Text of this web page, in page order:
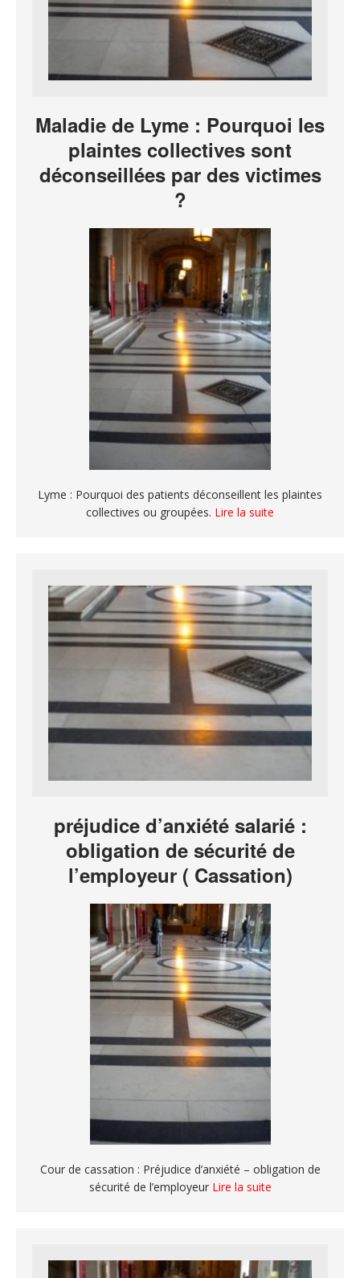
Maladie de Lyme : Pourquoi les
plaintes collectives sont
déconseillées par des victimes
?
Lyme : Pourquoi des patients déconseillent les plaintes
collectives ou groupées. Lire la suite
préjudice d’anxiété salarié :
obligation de sécurité de
l’employeur ( Cassation)
Cour de cassation : Préjudice d’anxiété – obligation de
sécurité de l’employeur Lire la suite